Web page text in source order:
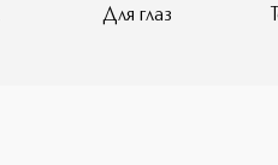
Для глаз